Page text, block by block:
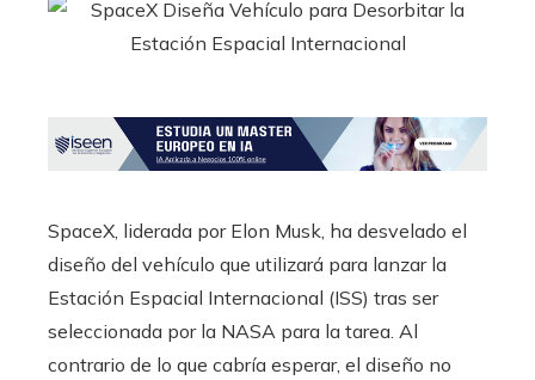
SpaceX, liderada por Elon Musk, ha desvelado el
diseño del vehículo que utilizará para lanzar la
Estación Espacial Internacional (ISS) tras ser
seleccionada por la NASA para la tarea. Al
contrario de lo que cabría esperar, el diseño no